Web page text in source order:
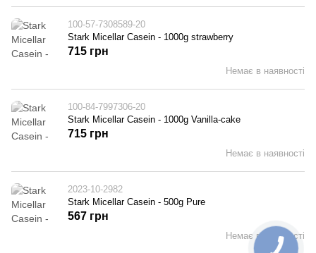
100-57-7308589-20
Stark Micellar Casein - 1000g strawberry
Немає в наявності
715 грн
100-84-7997306-20
Stark Micellar Casein - 1000g Vanilla-cake
Немає в наявності
715 грн
2023-10-2982
Stark Micellar Casein - 500g Pure
Немає в наявності
567 грн